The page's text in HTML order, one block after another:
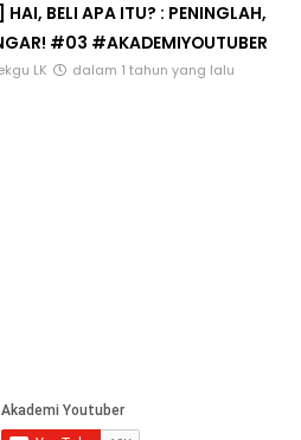
HAI, BELI APA ITU? : PENINGLAH,
#03 #AKADEMIYOUTUBER
LK dalam 1 tahun yang lalu